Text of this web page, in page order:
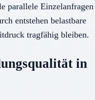
parallele Einzelanfragen
entstehen belastbare
tragfähig bleiben.
in